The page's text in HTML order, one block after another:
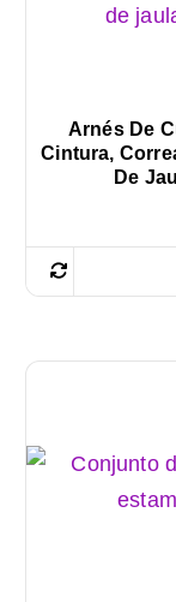
Arnés De
Cintura,
De